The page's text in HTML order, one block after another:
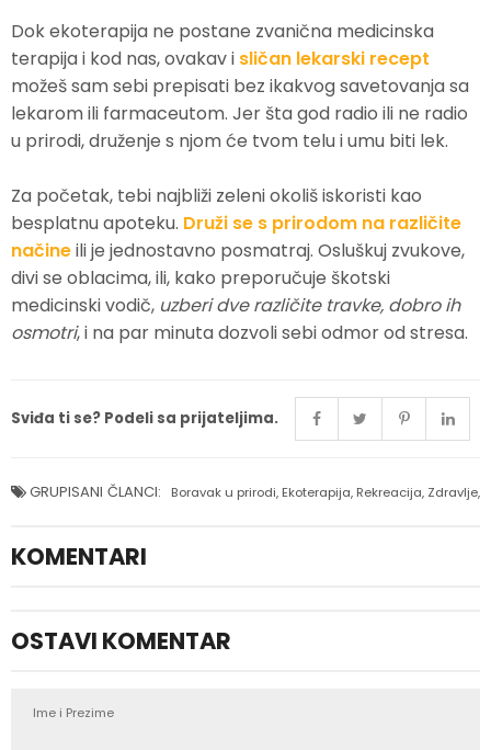
Dok ekoterapija ne postane zvanična medicinska
terapija i kod nas, ovakav i sličan lekarski recept
možeš sam sebi prepisati bez ikakvog savetovanja sa
lekarom ili farmaceutom. Jer šta god radio ili ne radio
u prirodi, druženje s njom će tvom telu i umu biti lek.
Za početak, tebi najbliži zeleni okoliš iskoristi kao
besplatnu apoteku. Druži se s prirodom na različite
načineili je jednostavno posmatraj. Osluškuj zvukove,
divi se oblacima, ili, kako preporučuje škotski
medicinski vodič, uzberi dve različite travke, dobro ih
osmotri, i na par minuta dozvoli sebi odmor od stresa.
Sviđa ti se? Podeli sa prijateljima.
GRUPISANI ČLANCI: Boravak u prirodi, Ekoterapija, Rekreacija, Zdravlje,
KOMENTARI
OSTAVI KOMENTAR